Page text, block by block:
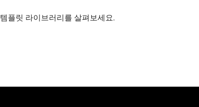
플릿 라이브러리를 살펴보세요.